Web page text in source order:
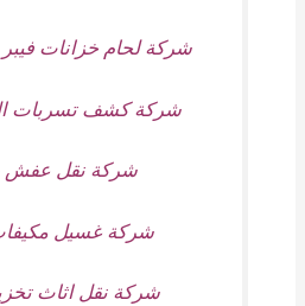
شركة لحام خزانات
شركة كشف تسربات
شركة نقل عفش
شركة غسيل
شركة نقل اثاث